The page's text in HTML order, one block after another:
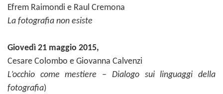
Efrem Raimondi e Raul Cremona
La fotografia non esiste
Giovedì 21 maggio 2015,
Cesare Colombo e Giovanna Calvenzi
L’occhio come mestiere – Dialogo sui linguaggi della
fotografia)